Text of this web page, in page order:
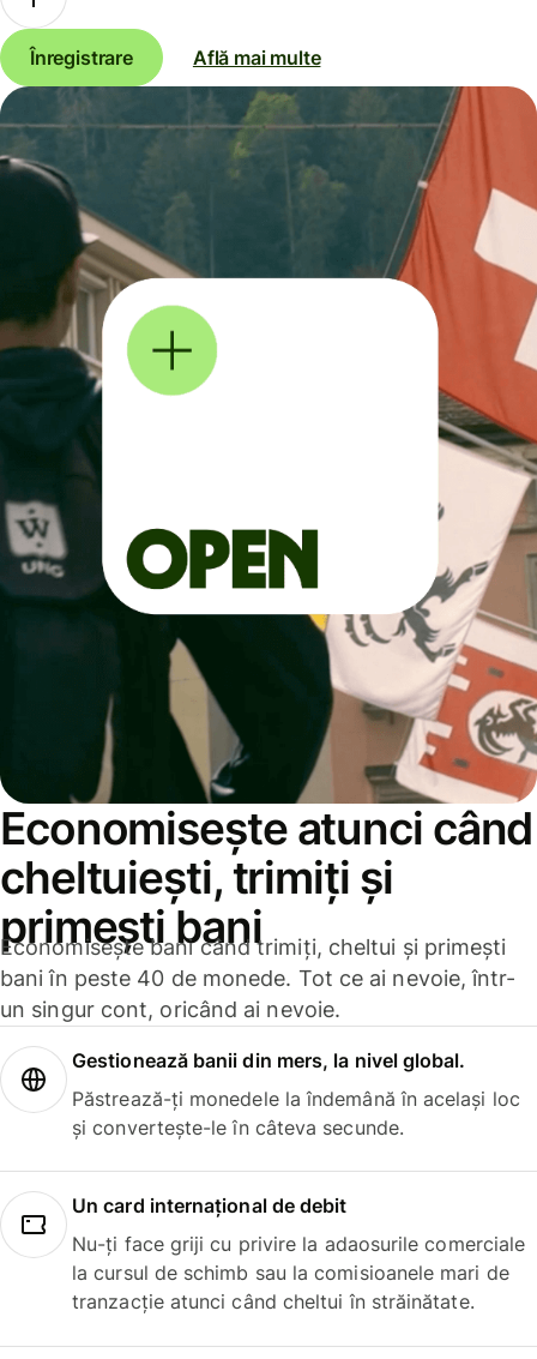
Înregistrare Află mai multe
Economisește atunci când
cheltuiești, trimiți și
primești bani
Economisește bani când trimiți, cheltui și primești
bani în peste 40 de monede. Tot ce ai nevoie, într-
un singur cont, oricând ai nevoie.
Gestionează banii din mers, la nivel global.
Păstrează-ți monedele la îndemână în același loc
și convertește-le în câteva secunde.
Un card internațional de debit
Nu-ți face griji cu privire la adaosurile comerciale
la cursul de schimb sau la comisioanele mari de
tranzacție atunci când cheltui în străinătate.